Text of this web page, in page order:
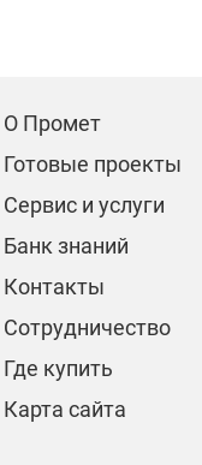
О Промет
Готовые проекты
Сервис и услуги
Банк знаний
Контакты
Сотрудничество
Где купить
Карта сайта